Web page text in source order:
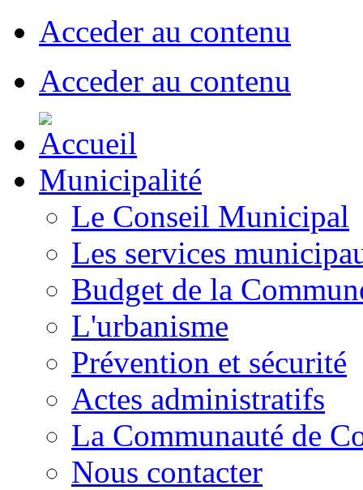
Acceder au contenu
Acceder au contenu
Municipalité
Le Conseil Municipal
Les services
Budget de la
L'urbanisme
Prévention et sécurité
Actes administratifs
La Communauté de
Nous contacter